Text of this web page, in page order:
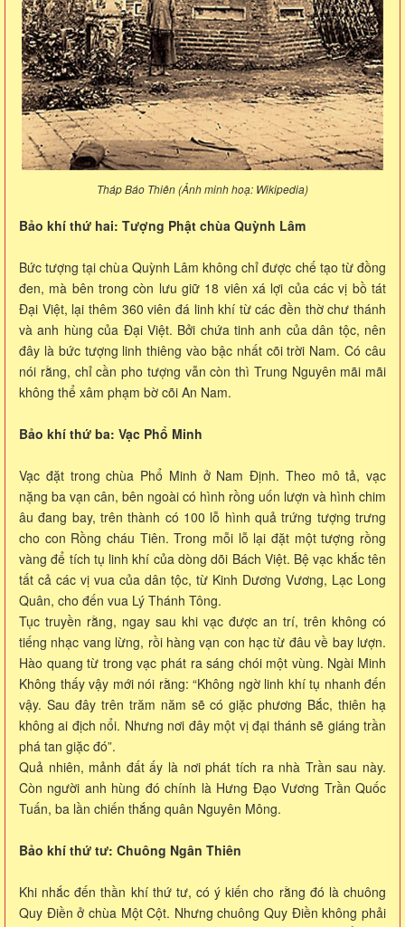
Tháp Báo Thiên (Ảnh minh hoạ: Wikipedia)
Bảo khí thứ hai: Tượng Phật chùa Quỳnh Lâm
Bức tượng tại chùa Quỳnh Lâm không chỉ được chế tạo từ đồng
đen, mà bên trong còn lưu giữ 18 viên xá lợi của các vị bồ tát
Đại Việt, lại thêm 360 viên đá linh khí từ các đền thờ chư thánh
và anh hùng của Đại Việt. Bởi chứa tinh anh của dân tộc, nên
đây là bức tượng linh thiêng vào bậc nhất cõi trời Nam. Có câu
nói rằng, chỉ cần pho tượng vẫn còn thì Trung Nguyên mãi mãi
không thể xâm phạm bờ cõi An Nam.
Bảo khí thứ ba: Vạc Phổ Minh
Vạc đặt trong chùa Phổ Minh ở Nam Định. Theo mô tả, vạc
nặng ba vạn cân, bên ngoài có hình rồng uốn lượn và hình chim
âu đang bay, trên thành có 100 lỗ hình quả trứng tượng trưng
cho con Rồng cháu Tiên. Trong mỗi lỗ lại đặt một tượng rồng
vàng để tích tụ linh khí của dòng dõi Bách Việt. Bệ vạc khắc tên
tất cả các vị vua của dân tộc, từ Kinh Dương Vương, Lạc Long
Quân, cho đến vua Lý Thánh Tông.
Tục truyền rằng, ngay sau khi vạc được an trí, trên không có
tiếng nhạc vang lừng, rồi hàng vạn con hạc từ đâu về bay lượn.
Hào quang từ trong vạc phát ra sáng chói một vùng. Ngài Minh
Không thấy vậy mới nói rằng: “Không ngờ linh khí tụ nhanh đến
vậy. Sau đây trên trăm năm sẽ có giặc phương Bắc, thiên hạ
không ai địch nổi. Nhưng nơi đây một vị đại thánh sẽ giáng trần
phá tan giặc đó”.
Quả nhiên, mảnh đất ấy là nơi phát tích ra nhà Trần sau này.
Còn người anh hùng đó chính là Hưng Đạo Vương Trần Quốc
Tuấn, ba lần chiến thắng quân Nguyên Mông.
Bảo khí thứ tư: Chuông Ngân Thiên
Khi nhắc đến thần khí thứ tư, có ý kiến cho rằng đó là chuông
Quy Điền ở chùa Một Cột. Nhưng chuông Quy Điền không phải